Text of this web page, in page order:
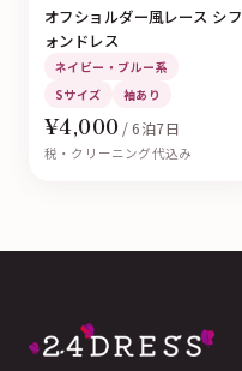
オフショルダー風レース シフ
ォンドレス
ネイビー・ブルー系
Sサイズ
袖あり
¥4,000 / 6泊7日
税・クリーニング代込み